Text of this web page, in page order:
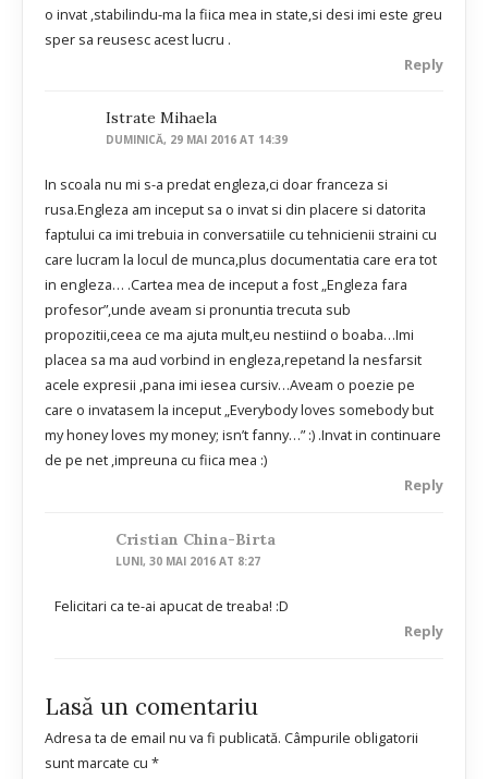
o invat ,stabilindu-ma la fiica mea in state,si desi imi este greu
sper sa reusesc acest lucru .
Reply
Istrate Mihaela
DUMINICĂ, 29 MAI 2016 AT 14:39
In scoala nu mi s-a predat engleza,ci doar franceza si
rusa.Engleza am inceput sa o invat si din placere si datorita
faptului ca imi trebuia in conversatiile cu tehnicienii straini cu
care lucram la locul de munca,plus documentatia care era tot
in engleza… .Cartea mea de inceput a fost „Engleza fara
profesor”,unde aveam si pronuntia trecuta sub
propozitii,ceea ce ma ajuta mult,eu nestiind o boaba…Imi
placea sa ma aud vorbind in engleza,repetand la nesfarsit
acele expresii ,pana imi iesea cursiv…Aveam o poezie pe
care o invatasem la inceput „Everybody loves somebody but
my honey loves my money; isn’t fanny…” :) .Invat in continuare
de pe net ,impreuna cu fiica mea :)
Reply
Cristian China-Birta
LUNI, 30 MAI 2016 AT 8:27
Felicitari ca te-ai apucat de treaba! :D
Reply
Lasă un comentariu
Adresa ta de email nu va fi publicată. Câmpurile obligatorii
sunt marcate cu *